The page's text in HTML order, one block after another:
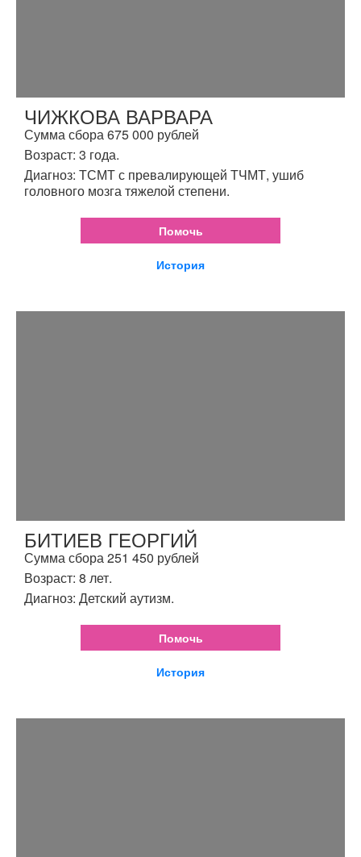
ЧИЖКОВА ВАРВАРА
Сумма сбора 675 000 рублей
Возраст: 3 года.
Диагноз: ТСМТ с превалирующей ТЧМТ, ушиб
головного мозга тяжелой степени.
Помочь
История
БИТИЕВ ГЕОРГИЙ
Сумма сбора 251 450 рублей
Возраст: 8 лет.
Диагноз: Детский аутизм.
Помочь
История